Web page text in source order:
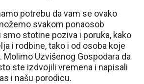
potrebu da vam se ovako
svakom ponaosob
smo stotine poziva i poruka, kako
i rodbine, tako i od osoba koje
Molimo Uzvišenog Gospodara da
ste izdvojili vremena i napisali
i našu porodicu.